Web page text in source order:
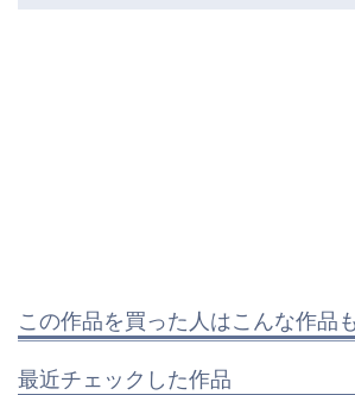
この作品を買った人はこんな作品
最近チェックした作品